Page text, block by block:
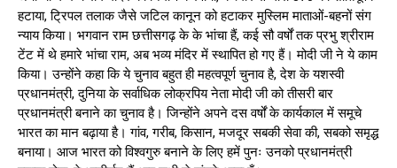
हटाया, ट्रिपल तलाक जैसे जटिल कानून को हटाकर मुस्लिम माताओं-बहनों संग
न्याय किया। भगवान राम छत्तीसगढ़ के के भांचा हैं, कई सौ वर्षों तक प्रभु श्रीराम
टेंट में थे हमारे भांचा राम, अब भव्य मंदिर में स्थापित हो गए हैं। मोदी जी ने ये काम
किया। उन्होंने कहा कि ये चुनाव बहुत ही महत्वपूर्ण चुनाव है, देश के यशस्वी
प्रधानमंत्री, दुनिया के सर्वाधिक लोक्रपिय नेता मोदी जी को तीसरी बार
प्रधानमंत्री बनाने का चुनाव है। जिन्होंने अपने दस वर्षों के कार्यकाल में समूचे
भारत का मान बढ़ाया है। गांव, गरीब, किसान, मजदूर सबकी सेवा की, सबको समृद्ध
बनाया। आज भारत को विश्वगुरु बनाने के लिए हमें पुनः उनको प्रधानमंत्री